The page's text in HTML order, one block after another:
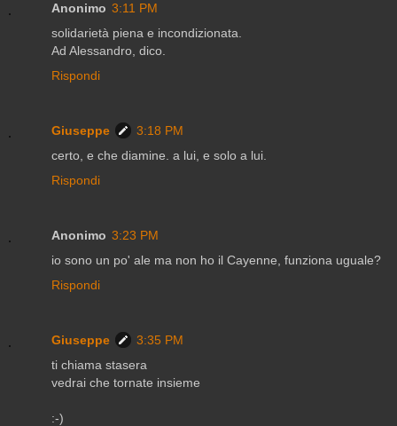
Anonimo 3:11 PM
solidarietà piena e incondizionata.
Ad Alessandro, dico.
Rispondi
Giuseppe
3:18 PM
certo, e che diamine. a lui, e solo a lui.
Rispondi
Anonimo 3:23 PM
io sono un po' ale ma non ho il Cayenne, funziona uguale?
Rispondi
Giuseppe
3:35 PM
ti chiama stasera
vedrai che tornate insieme
:-)